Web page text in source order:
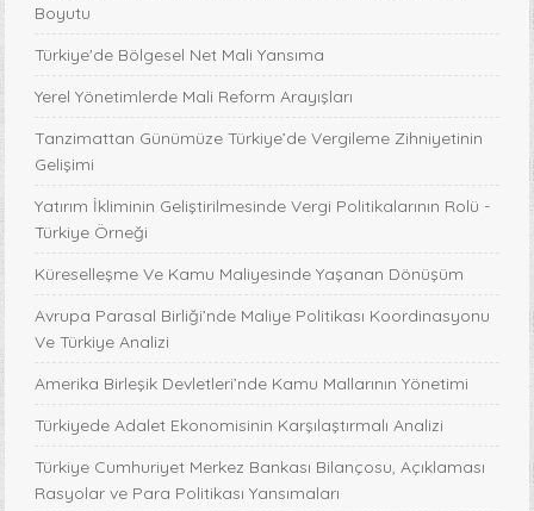
Boyutu
Türkiye'de Bölgesel Net Mali Yansıma
Yerel Yönetimlerde Mali Reform Arayışları
Tanzimattan Günümüze Türkiye’de Vergileme Zihniyetinin
Gelişimi
Yatırım İkliminin Geliştirilmesinde Vergi Politikalarının Rolü -
Türkiye Örneği
Küreselleşme Ve Kamu Maliyesinde Yaşanan Dönüşüm
Avrupa Parasal Birliği’nde Maliye Politikası Koordinasyonu
Ve Türkiye Analizi
Amerika Birleşik Devletleri’nde Kamu Mallarının Yönetimi
Türkiyede Adalet Ekonomisinin Karşılaştırmalı Analizi
Türkiye Cumhuriyet Merkez Bankası Bilançosu, Açıklaması
Rasyolar ve Para Politikası Yansımaları